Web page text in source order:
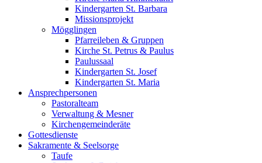
Kindergarten St. Barbara
Missionsprojekt
Mögglingen
Pfarreileben & Gruppen
Kirche St. Petrus & Paulus
Paulussaal
Kindergarten St. Josef
Kindergarten St. Maria
Ansprechpersonen
Pastoralteam
Verwaltung & Mesner
Kirchengemeinderäte
Gottesdienste
Sakramente & Seelsorge
Taufe